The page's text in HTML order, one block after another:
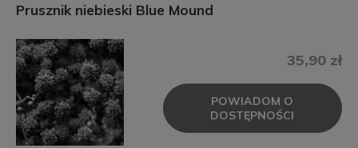
Prusznik niebieski Blue Mound
35,90 zł
POWIADOM O
DOSTĘPNOŚCI